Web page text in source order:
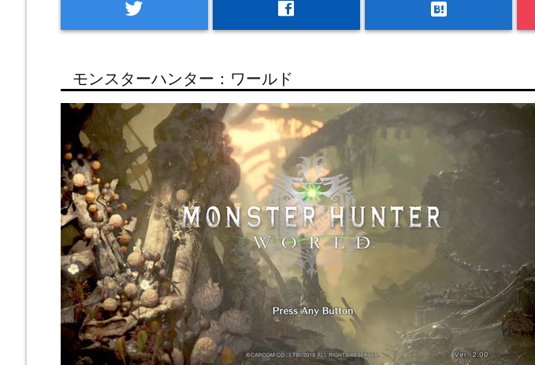
twitter facebook hatenabookmark
モンスターハンター：ワールド